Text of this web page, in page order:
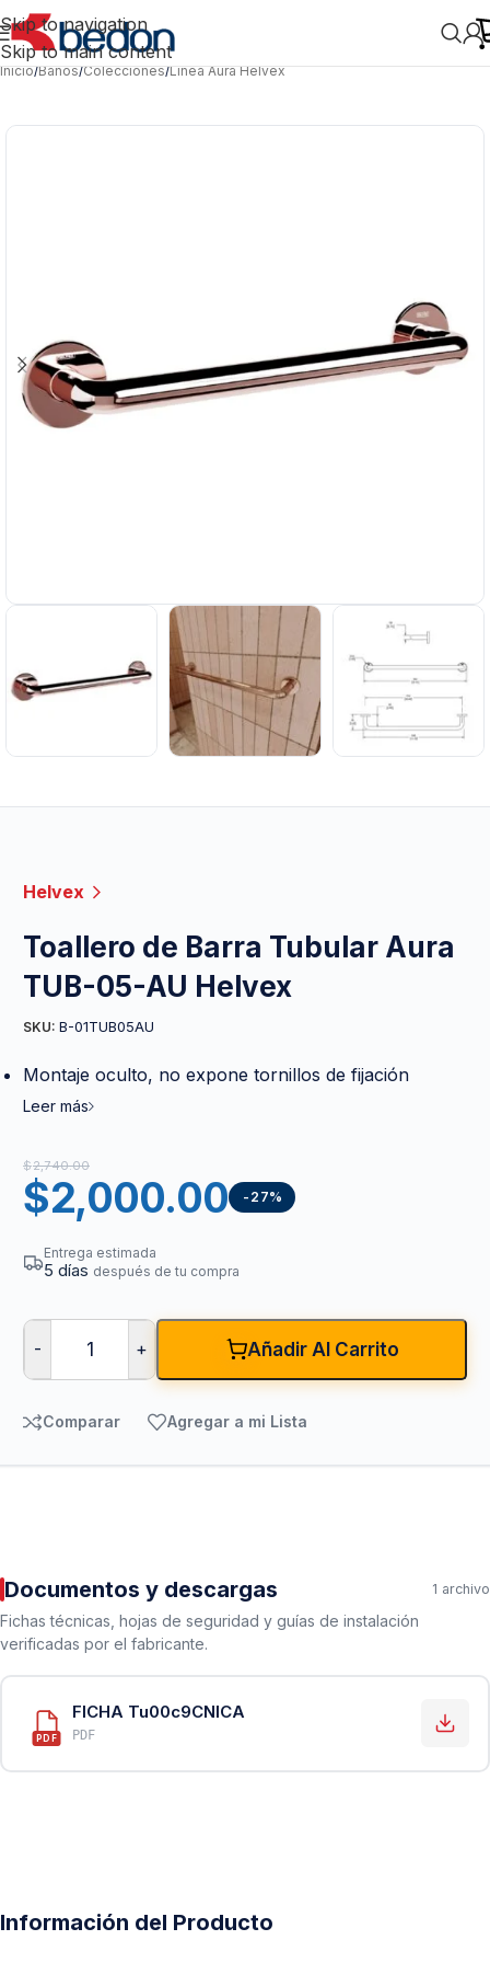
Skip to navigation
Skip to main content
Inicio/Baños/Colecciones/Línea Aura Helvex
Helvex
Toallero de Barra Tubular Aura
TUB-05-AU Helvex
SKU: B-01TUB05AU
Montaje oculto, no expone tornillos de fijación
Leer más
$2,740.00
$2,000.00 -27%
Entrega estimada
5 días después de tu compra
- + Añadir Al Carrito
Comparar Agregar a mi Lista
Documentos y descargas 1 archivo
Fichas técnicas, hojas de seguridad y guías de instalación
verificadas por el fabricante.
PDF
FICHA Tu00c9CNICA
PDF
Información del Producto